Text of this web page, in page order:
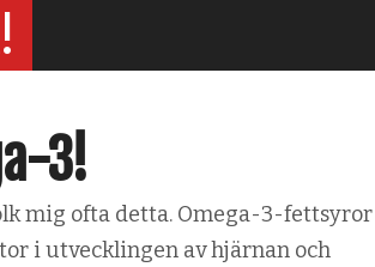
3!
mig ofta detta. Omega-3-
i utvecklingen av hjärnan och